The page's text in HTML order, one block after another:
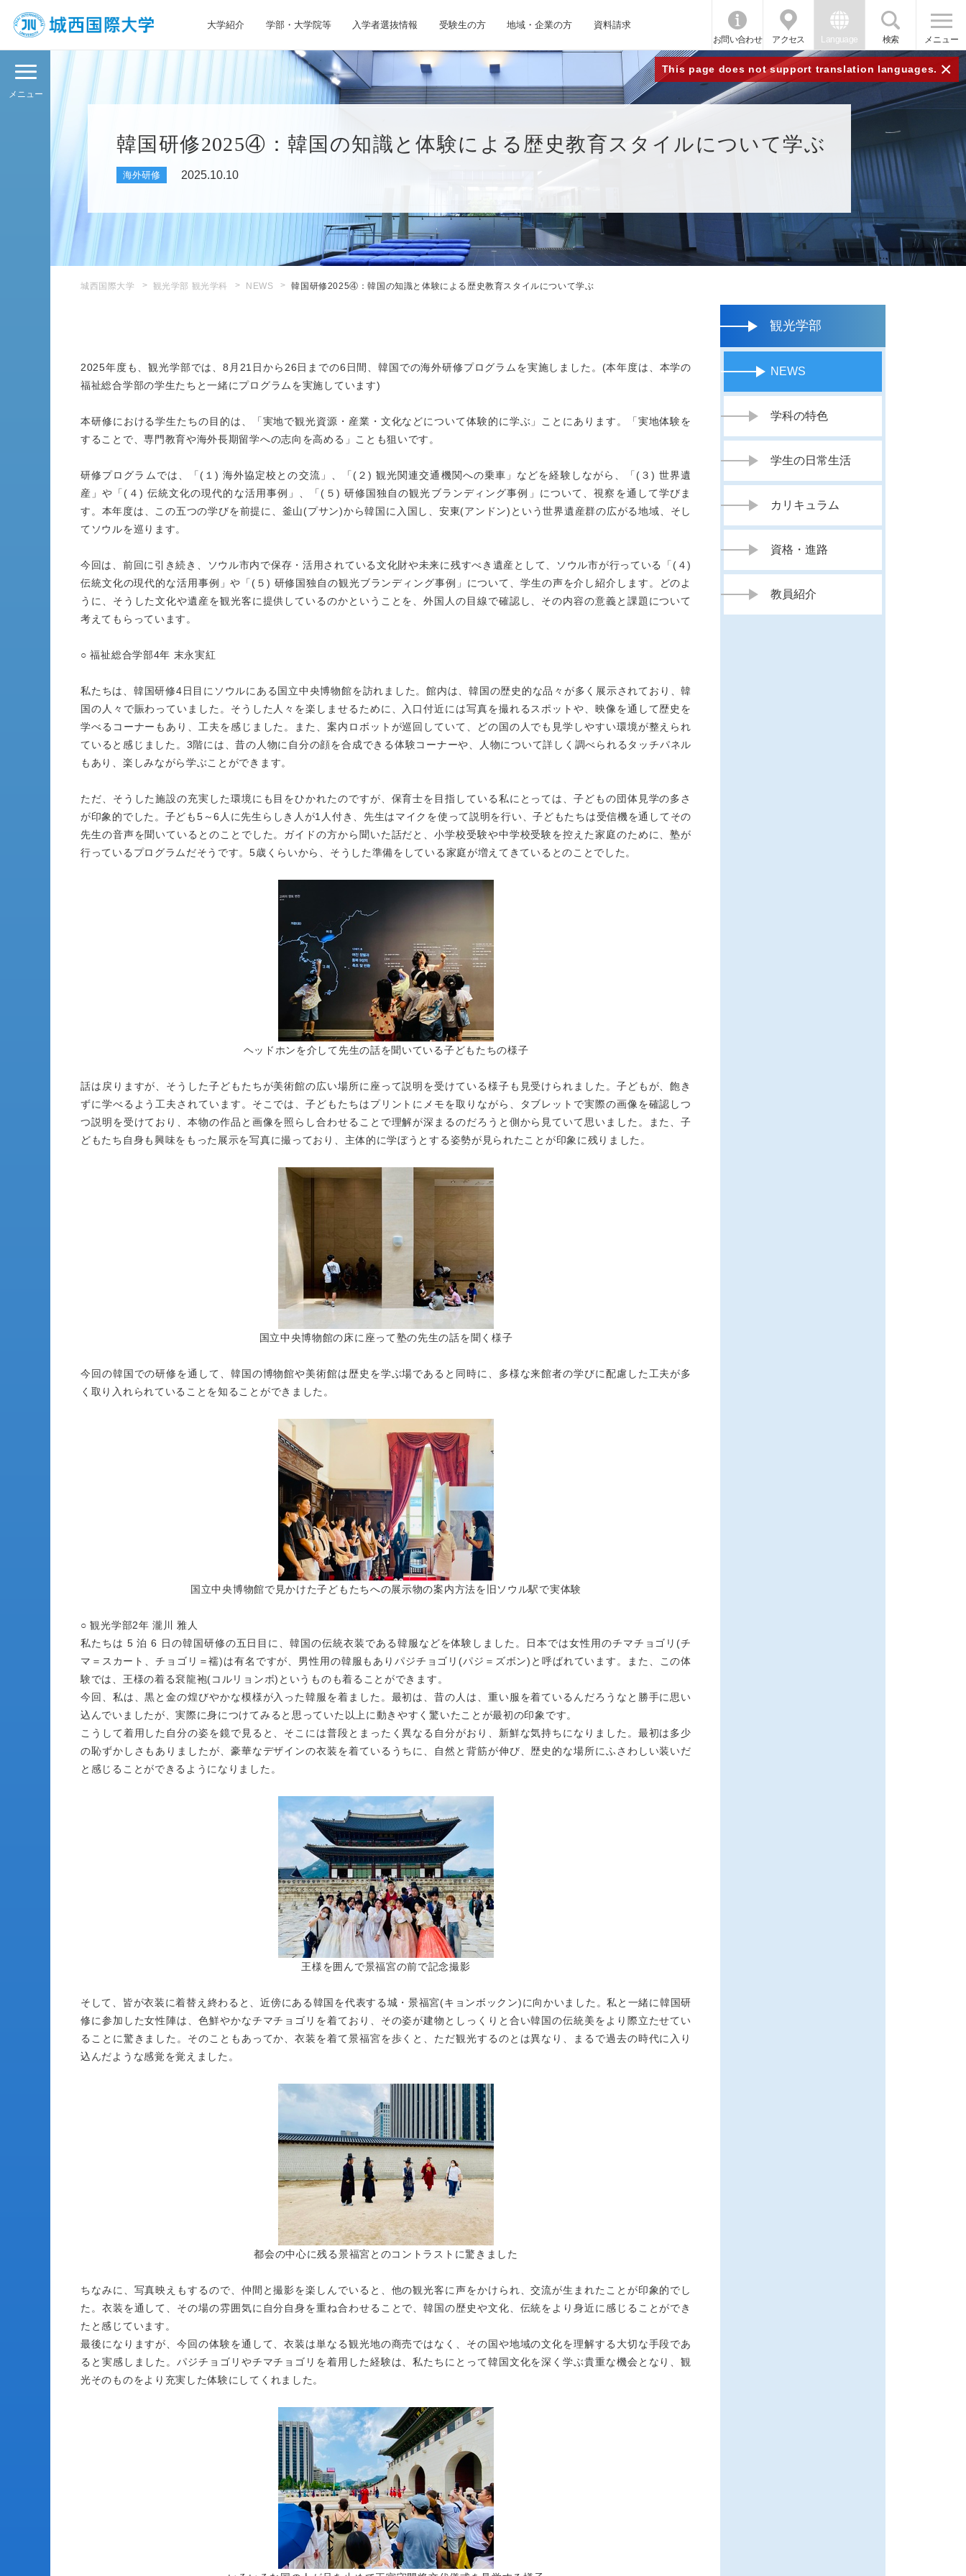
大学紹介 学部・大学院等 入学者選抜情報 受験生の方 地域・企業の方 資料請求
お問い合わせ アクセス Language 検索 メニュー
This page does not support translation languages. ×
メニュー
韓国研修2025④：韓国の知識と体験による歴史教育スタイルについて学ぶ
海外研修 2025.10.10
城西国際大学 観光学部 観光学科 NEWS 韓国研修2025④：韓国の知識と体験による歴史教育スタイルについて学ぶ
2025年度も、観光学部では、8月21日から26日までの6日間、韓国での海外研修プログラムを実施しました。(本年度は、本学の
福祉総合学部の学生たちと一緒にプログラムを実施しています)
本研修における学生たちの目的は、「実地で観光資源・産業・文化などについて体験的に学ぶ」ことにあります。「実地体験を
することで、専門教育や海外長期留学への志向を高める」ことも狙いです。
研修プログラムでは、「(１) 海外協定校との交流」、「(２) 観光関連交通機関への乗車」などを経験しながら、「(３) 世界遺
産」や「(４) 伝統文化の現代的な活用事例」、「(５) 研修国独自の観光ブランディング事例」について、視察を通して学びま
す。本年度は、この五つの学びを前提に、釜山(プサン)から韓国に入国し、安東(アンドン)という世界遺産群の広がる地域、そし
てソウルを巡ります。
今回は、前回に引き続き、ソウル市内で保存・活用されている文化財や未来に残すべき遺産として、ソウル市が行っている「(４)
伝統文化の現代的な活用事例」や「(５) 研修国独自の観光ブランディング事例」について、学生の声を介し紹介します。どのよ
うに、そうした文化や遺産を観光客に提供しているのかということを、外国人の目線で確認し、その内容の意義と課題について
考えてもらっています。
○ 福祉総合学部4年 末永実紅
私たちは、韓国研修4日目にソウルにある国立中央博物館を訪れました。館内は、韓国の歴史的な品々が多く展示されており、韓
国の人々で賑わっていました。そうした人々を楽しませるために、入口付近には写真を撮れるスポットや、映像を通して歴史を
学べるコーナーもあり、工夫を感じました。また、案内ロボットが巡回していて、どの国の人でも見学しやすい環境が整えられ
ていると感じました。3階には、昔の人物に自分の顔を合成できる体験コーナーや、人物について詳しく調べられるタッチパネル
もあり、楽しみながら学ぶことができます。
ただ、そうした施設の充実した環境にも目をひかれたのですが、保育士を目指している私にとっては、子どもの団体見学の多さ
が印象的でした。子ども5～6人に先生らしき人が1人付き、先生はマイクを使って説明を行い、子どもたちは受信機を通してその
先生の音声を聞いているとのことでした。ガイドの方から聞いた話だと、小学校受験や中学校受験を控えた家庭のために、塾が
行っているプログラムだそうです。5歳くらいから、そうした準備をしている家庭が増えてきているとのことでした。
ヘッドホンを介して先生の話を聞いている子どもたちの様子
話は戻りますが、そうした子どもたちが美術館の広い場所に座って説明を受けている様子も見受けられました。子どもが、飽き
ずに学べるよう工夫されています。そこでは、子どもたちはプリントにメモを取りながら、タブレットで実際の画像を確認しつ
つ説明を受けており、本物の作品と画像を照らし合わせることで理解が深まるのだろうと側から見ていて思いました。また、子
どもたち自身も興味をもった展示を写真に撮っており、主体的に学ぼうとする姿勢が見られたことが印象に残りました。
国立中央博物館の床に座って塾の先生の話を聞く様子
今回の韓国での研修を通して、韓国の博物館や美術館は歴史を学ぶ場であると同時に、多様な来館者の学びに配慮した工夫が多
く取り入れられていることを知ることができました。
国立中央博物館で見かけた子どもたちへの展示物の案内方法を旧ソウル駅で実体験
○ 観光学部2年 瀧川 雅人
私たちは 5 泊 6 日の韓国研修の五日目に、韓国の伝統衣装である韓服などを体験しました。日本では女性用のチマチョゴリ(チ
マ＝スカート、チョゴリ＝襦)は有名ですが、男性用の韓服もありパジチョゴリ(パジ＝ズボン)と呼ばれています。また、この体
験では、王様の着る袞龍袍(コルリョンボ)というものも着ることができます。
今回、私は、黒と金の煌びやかな模様が入った韓服を着ました。最初は、昔の人は、重い服を着ているんだろうなと勝手に思い
込んでいましたが、実際に身につけてみると思っていた以上に動きやすく驚いたことが最初の印象です。
こうして着用した自分の姿を鏡で見ると、そこには普段とまったく異なる自分がおり、新鮮な気持ちになりました。最初は多少
の恥ずかしさもありましたが、豪華なデザインの衣装を着ているうちに、自然と背筋が伸び、歴史的な場所にふさわしい装いだ
と感じることができるようになりました。
王様を囲んで景福宮の前で記念撮影
そして、皆が衣装に着替え終わると、近傍にある韓国を代表する城・景福宮(キョンボックン)に向かいました。私と一緒に韓国研
修に参加した女性陣は、色鮮やかなチマチョゴリを着ており、その姿が建物としっくりと合い韓国の伝統美をより際立たせてい
ることに驚きました。そのこともあってか、衣装を着て景福宮を歩くと、ただ観光するのとは異なり、まるで過去の時代に入り
込んだような感覚を覚えました。
都会の中心に残る景福宮とのコントラストに驚きました
ちなみに、写真映えもするので、仲間と撮影を楽しんでいると、他の観光客に声をかけられ、交流が生まれたことが印象的でし
た。衣装を通して、その場の雰囲気に自分自身を重ね合わせることで、韓国の歴史や文化、伝統をより身近に感じることができ
たと感じています。
最後になりますが、今回の体験を通して、衣装は単なる観光地の商売ではなく、その国や地域の文化を理解する大切な手段であ
ると実感しました。パジチョゴリやチマチョゴリを着用した経験は、私たちにとって韓国文化を深く学ぶ貴重な機会となり、観
光そのものをより充実した体験にしてくれました。
観光学部
NEWS
学科の特色
学生の日常生活
カリキュラム
資格・進路
教員紹介